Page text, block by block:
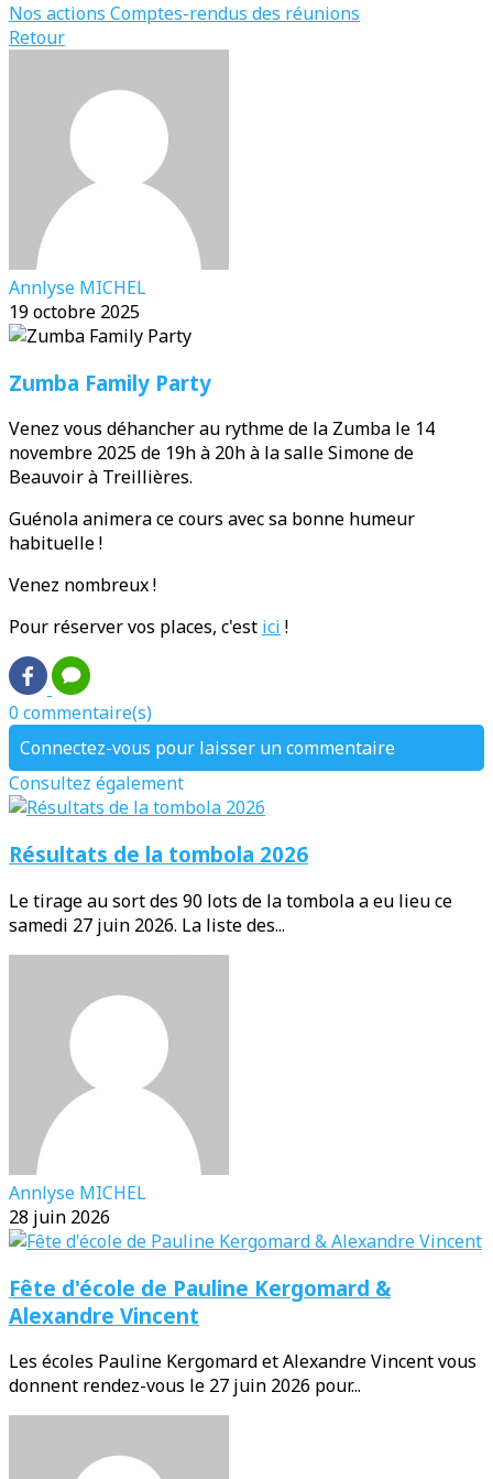
Nos actions Comptes-rendus des réunions
Retour
Annlyse MICHEL
19 octobre 2025
Zumba Family Party
Venez vous déhancher au rythme de la Zumba le 14
novembre 2025 de 19h à 20h à la salle Simone de
Beauvoir à Treillières.
Guénola animera ce cours avec sa bonne humeur
habituelle !
Venez nombreux !
Pour réserver vos places, c'est ici !
0 commentaire(s)
Connectez-vous pour laisser un commentaire
Consultez également
Résultats de la tombola 2026
Le tirage au sort des 90 lots de la tombola a eu lieu ce
samedi 27 juin 2026. La liste des...
Annlyse MICHEL
28 juin 2026
Fête d'école de Pauline Kergomard &
Alexandre Vincent
Les écoles Pauline Kergomard et Alexandre Vincent vous
donnent rendez-vous le 27 juin 2026 pour...